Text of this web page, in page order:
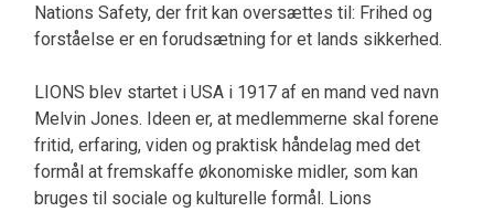
Nations Safety, der frit kan oversættes til: Frihed og
forståelse er en forudsætning for et lands sikkerhed.
LIONS blev startet i USA i 1917 af en mand ved navn
Melvin Jones. Ideen er, at medlemmerne skal forene
fritid, erfaring, viden og praktisk håndelag med det
formål at fremskaffe økonomiske midler, som kan
bruges til sociale og kulturelle formål. Lions